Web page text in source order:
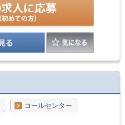
コールセンター